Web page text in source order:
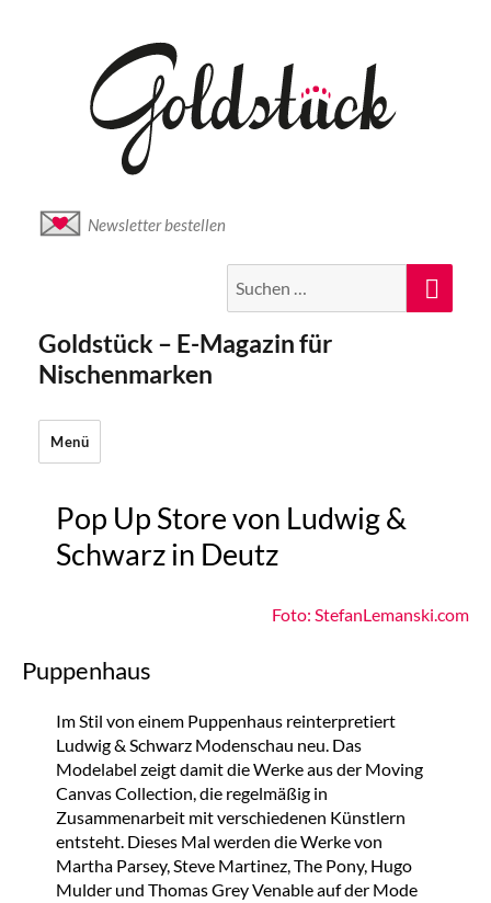
Newsletter bestellen
nach:
Goldstück – E-Magazin für
Nischenmarken
Menü
Pop Up Store von Ludwig &
Schwarz in Deutz
Foto: StefanLemanski.com
Puppenhaus
Im Stil von einem Puppenhaus reinterpretiert
Ludwig & Schwarz Modenschau neu. Das
Modelabel zeigt damit die Werke aus der Moving
Canvas Collection, die regelmäßig in
Zusammenarbeit mit verschiedenen Künstlern
entsteht. Dieses Mal werden die Werke von
Martha Parsey, Steve Martinez, The Pony, Hugo
Mulder und Thomas Grey Venable auf der Mode